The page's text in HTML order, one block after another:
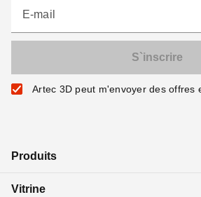
E-mail
Artec 3D peut m'envoyer des offres
Produits
Vitrine